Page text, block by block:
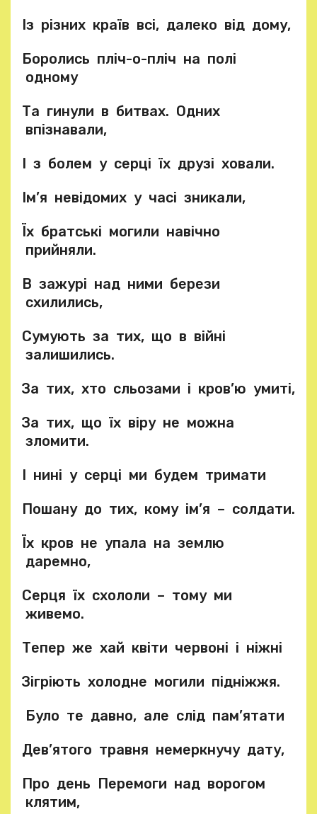
Із різних країв всі, далеко від дому,
Боролись пліч-о-пліч на полі
одному
Та гинули в битвах. Одних
впізнавали,
І з болем у серці їх друзі ховали.
Ім’я невідомих у часі зникали,
Їх братські могили навічно
прийняли.
В зажурі над ними берези
схилились,
Сумують за тих, що в війні
залишились.
За тих, хто сльозами і кров’ю умиті,
За тих, що їх віру не можна
зломити.
І нині у серці ми будем тримати
Пошану до тих, кому ім’я – солдати.
Їх кров не упала на землю
даремно,
Серця їх схололи – тому ми
живемо.
Тепер же хай квіти червоні і ніжні
Зігріють холодне могили підніжжя.
Було те давно, але слід пам’ятати
Дев’ятого травня немеркнучу дату,
Про день Перемоги над ворогом
клятим,